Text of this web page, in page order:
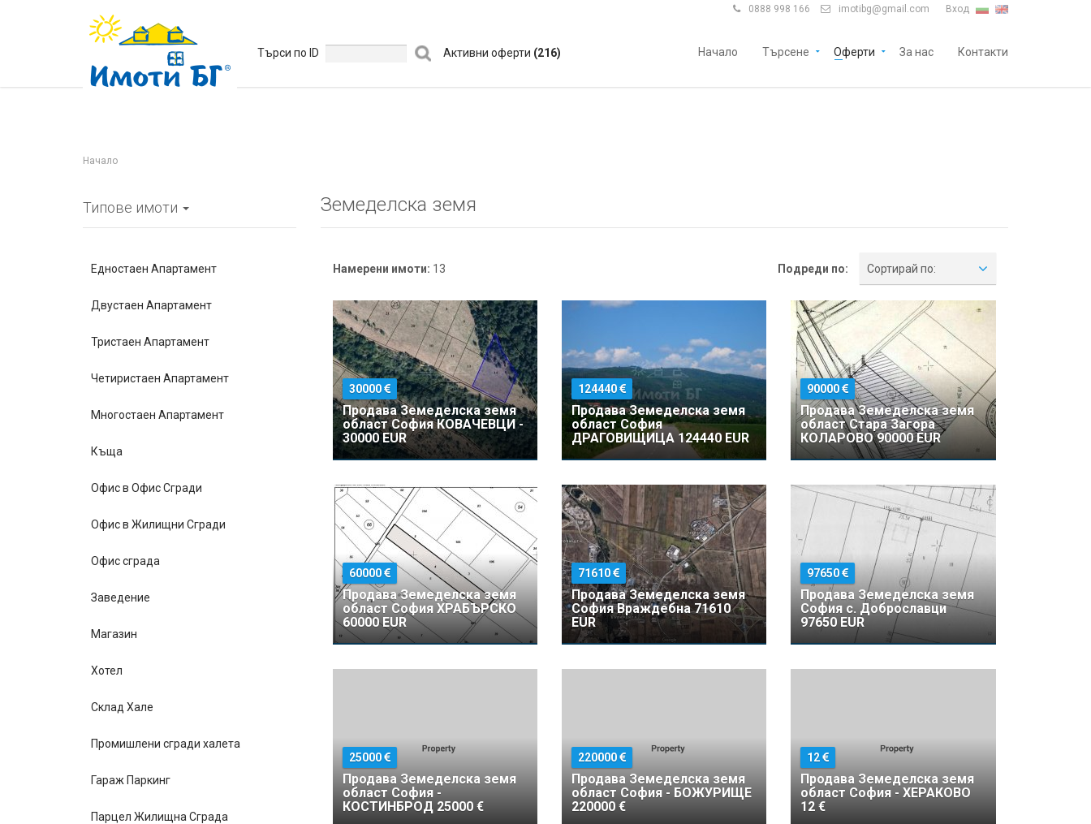
 0888 998 166  imotibg@gmail.com Вход
Търси по ID Активни оферти (216) Начало Търсене Оферти За нас Контакти
Начало
Типове имоти
Едностаен Апартамент
Двустаен Апартамент
Тристаен Апартамент
Четиристаен Апартамент
Многостаен Апартамент
Къщa
Офис в Офис Сгради
Офис в Жилищни Сгради
Офис сграда
Заведение
Магазин
Хотел
Склад Хале
Промишлени сгради халета
Гараж Паркинг
Парцел Жилищна Сграда
Земеделска земя
Намерени имоти: 13 Подреди по: Сортирай по:
30000
Продава Земеделска земя
област София КОВАЧЕВЦИ -
30000 EUR
124440
Продава Земеделска земя
област София
ДРАГОВИЩИЦА 124440 EUR
90000
Продава Земеделска земя
област Стара Загора
КОЛАРОВО 90000 EUR
60000
Продава Земеделска земя
област София ХРАБЪРСКО
60000 EUR
71610
Продава Земеделска земя
София Враждебна 71610
EUR
97650
Продава Земеделска земя
София с. Доброславци
97650 EUR
25000
Продава Земеделска земя
област София -
КОСТИНБРОД 25000 €
220000
Продава Земеделска земя
област София - БОЖУРИЩЕ
220000 €
12
Продава Земеделска земя
област София - ХЕРАКОВО
12 €